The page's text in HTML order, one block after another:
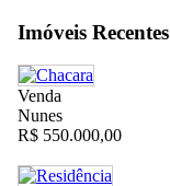
Imóveis Recentes
Venda
Nunes
R$ 550.000,00